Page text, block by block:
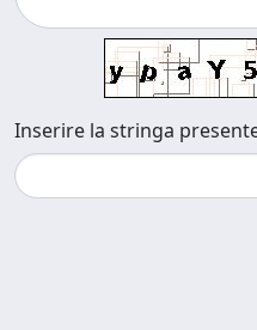
Inserire la stringa